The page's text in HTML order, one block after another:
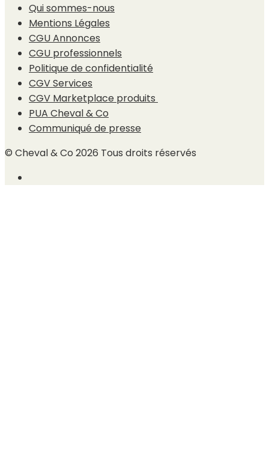
Qui sommes-nous
Mentions Légales
CGU Annonces
CGU professionnels
Politique de confidentialité
CGV Services
CGV Marketplace produits
PUA Cheval & Co
Communiqué de presse
© Cheval & Co 2026 Tous droits réservés